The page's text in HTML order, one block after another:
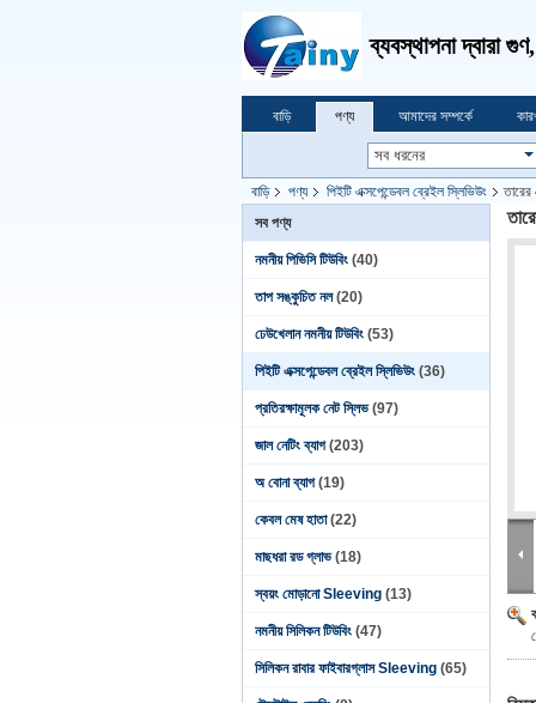
ব্যবস্থাপনা দ্বারা
বাড়ি পণ্য আমাদের সম্পর্কে
বাড়ি পণ্য পিইটি এক্সপেন্ডেবল ব্রেইল স্লিভিউং
সব পণ্য
নমনীয় পিভিসি টিউবিং (40)
তাপ সঙ্কুচিত নল (20)
ঢেউখেলান নমনীয় টিউবিং (53)
পিইটি এক্সপেন্ডেবল ব্রেইল স্লিভিউং (36)
প্রতিরক্ষামূলক নেট স্লিভ (97)
জাল নেটিং ব্যাগ (203)
অ বোনা ব্যাগ (19)
কেবল মেষ হাতা (22)
মাছধরা রড গ্লাভ (18)
স্বয়ং মোড়ানো Sleeving (13)
নমনীয় সিলিকন টিউবিং (47)
সিলিকন রাবার ফাইবারগ্লাস Sleeving (65)